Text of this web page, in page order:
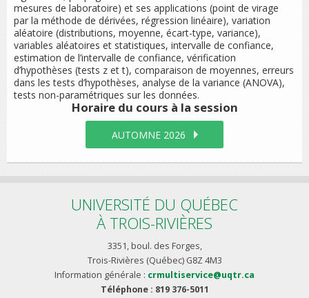
mesures de laboratoire) et ses applications (point de virage
par la méthode de dérivées, régression linéaire), variation
aléatoire (distributions, moyenne, écart-type, variance),
variables aléatoires et statistiques, intervalle de confiance,
estimation de l’intervalle de confiance, vérification
d’hypothèses (tests z et t), comparaison de moyennes, erreurs
dans les tests d’hypothèses, analyse de la variance (ANOVA),
tests non-paramétriques sur les données.
Horaire du cours à la session
AUTOMNE 2026
UNIVERSITÉ DU QUÉBEC
À TROIS-RIVIÈRES
3351, boul. des Forges,
Trois-Rivières (Québec) G8Z 4M3
Information générale : crmultiservice@uqtr.ca
Téléphone : 819 376-5011